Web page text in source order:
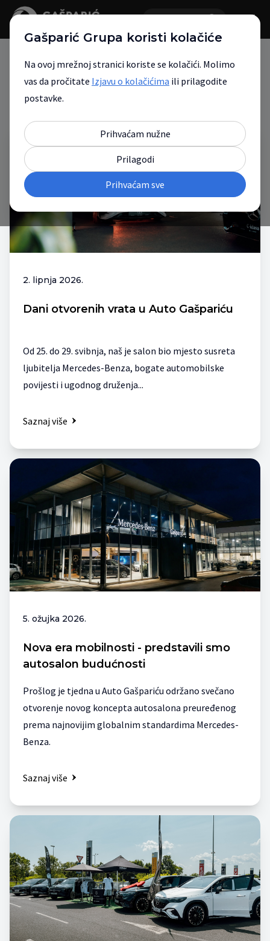
Novosti
2. lipnja 2026.
Dani otvorenih vrata u Auto Gašpariću
Od 25. do 29. svibnja, naš je salon bio mjesto susreta
ljubitelja Mercedes-Benza, bogate automobilske
povijesti i ugodnog druženja...
Saznaj više
5. ožujka 2026.
Nova era mobilnosti - predstavili smo
autosalon budućnosti
Prošlog je tjedna u Auto Gašpariću održano svečano
otvorenje novog koncepta autosalona preuređenog
prema najnovijim globalnim standardima Mercedes-
Benza.
Saznaj više
Gašparić Grupa koristi kolačiće
Na ovoj mrežnoj stranici koriste se kolačići. Molimo
vas da pročitate Izjavu o kolačićima ili prilagodite
postavke.
Prihvaćam nužne
Prilagodi
Prihvaćam sve